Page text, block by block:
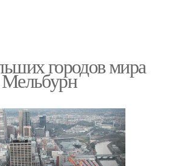
городов мира